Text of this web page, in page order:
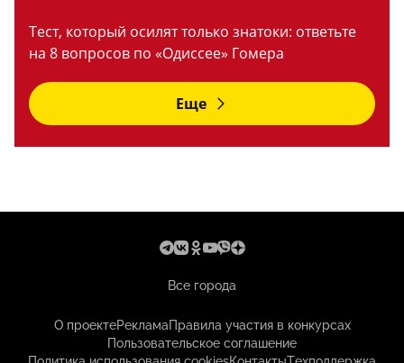
Тест, который осилят только знатоки: ответьте
на 8 вопросов по «Одиссее» Гомера
Еще
Все города
О проектеРекламаПравила участия в конкурсах
Пользовательское соглашение